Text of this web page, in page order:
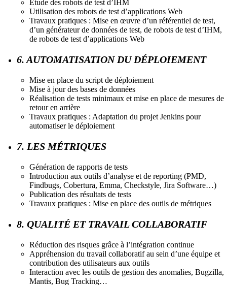
Étude des robots de test d’IHM
Utilisation des robots de test d’applications Web
Travaux pratiques : Mise en œuvre d’un référentiel de test,
d’un générateur de données de test, de robots de test d’IHM,
de robots de test d’applications Web
6. AUTOMATISATION DU DÉPLOIEMENT
Mise en place du script de déploiement
Mise à jour des bases de données
Réalisation de tests minimaux et mise en place de mesures de
retour en arrière
Travaux pratiques : Adaptation du projet Jenkins pour
automatiser le déploiement
7. LES MÉTRIQUES
Génération de rapports de tests
Introduction aux outils d’analyse et de reporting (PMD,
Findbugs, Cobertura, Emma, Checkstyle, Jira Software…)
Publication des résultats de tests
Travaux pratiques : Mise en place des outils de métriques
8. QUALITÉ ET TRAVAIL COLLABORATIF
Réduction des risques grâce à l’intégration continue
Appréhension du travail collaboratif au sein d’une équipe et
contribution des utilisateurs aux outils
Interaction avec les outils de gestion des anomalies, Bugzilla,
Mantis, Bug Tracking…